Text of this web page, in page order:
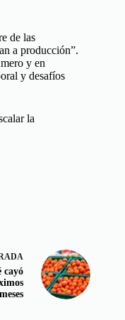
de las
a producción”.
y en
y desafíos
la
cayó
meses